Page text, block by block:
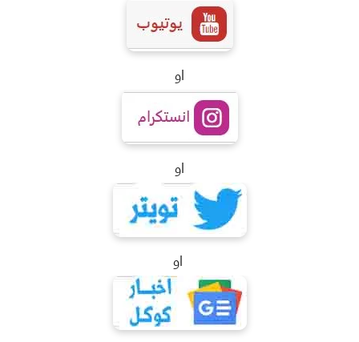
او
او
او